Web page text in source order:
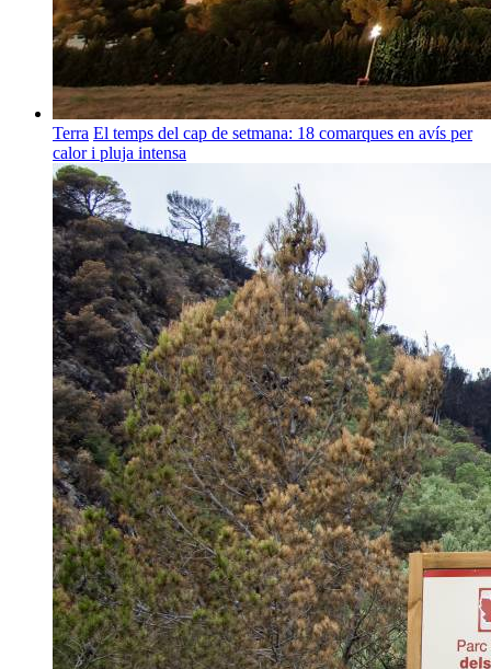
Terra El temps del cap de setmana: 18 comarques en avís per
calor i pluja intensa